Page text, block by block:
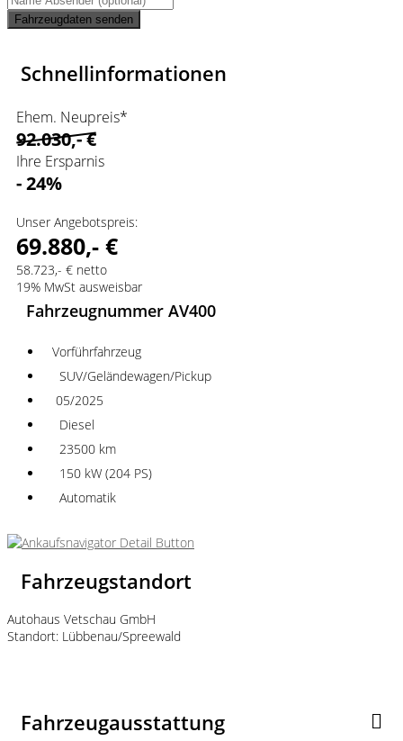
Fahrzeugdaten senden
Schnellinformationen
Ehem. Neupreis*
92.030,- €
Ihre Ersparnis
- 24%
Unser Angebotspreis:
69.880,- €
58.723,- € netto
19% MwSt ausweisbar
Fahrzeugnummer AV400
Vorführfahrzeug
SUV/Geländewagen/Pickup
05/2025
Diesel
23500 km
150 kW (204 PS)
Automatik
Fahrzeugstandort
Autohaus Vetschau GmbH
Standort: Lübbenau/Spreewald
Fahrzeugausstattung